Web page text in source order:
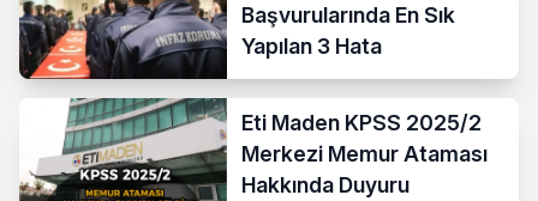
Başvurularında En Sık
Yapılan 3 Hata
Eti Maden KPSS 2025/2
Merkezi Memur Ataması
Hakkında Duyuru